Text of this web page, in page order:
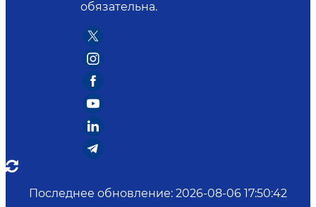
обязательна.
Последнее обновление: 2026-08-06 17:50:42